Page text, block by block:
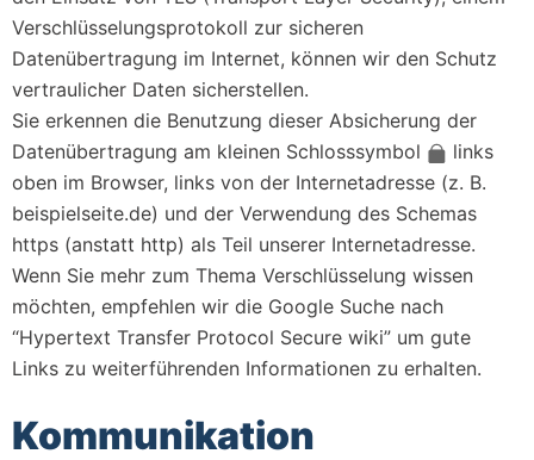
Verschlüsselungsprotokoll zur sicheren
Datenübertragung im Internet, können wir den Schutz
vertraulicher Daten sicherstellen.
Sie erkennen die Benutzung dieser Absicherung der
Datenübertragung am kleinen Schlosssymbol
links
oben im Browser, links von der Internetadresse (z. B.
beispielseite.de) und der Verwendung des Schemas
https (anstatt http) als Teil unserer Internetadresse.
Wenn Sie mehr zum Thema Verschlüsselung wissen
möchten, empfehlen wir die Google Suche nach
“Hypertext Transfer Protocol Secure wiki” um gute
Links zu weiterführenden Informationen zu erhalten.
Kommunikation